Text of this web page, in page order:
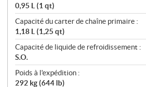
0,95 L (1 qt)
Capacité du carter de chaîne primaire :
1,18 L (1,25 qt)
Capacité de liquide de refroidissement :
S.O.
Poids à l'expédition :
292 kg (644 lb)